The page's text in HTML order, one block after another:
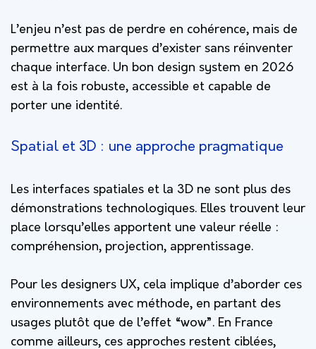
L’enjeu n’est pas de perdre en cohérence, mais de
permettre aux marques d’exister sans réinventer
chaque interface. Un bon design system en 2026
est à la fois robuste, accessible et capable de
porter une identité.
Spatial et 3D : une approche pragmatique
Les interfaces spatiales et la 3D ne sont plus des
démonstrations technologiques. Elles trouvent leur
place lorsqu’elles apportent une valeur réelle :
compréhension, projection, apprentissage.
Pour les designers UX, cela implique d’aborder ces
environnements avec méthode, en partant des
usages plutôt que de l’effet “wow”. En France
comme ailleurs, ces approches restent ciblées,